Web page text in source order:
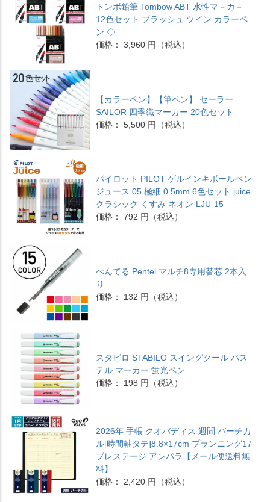
トンボ鉛筆 Tombow ABT 水性マ－カ－
12色セット ブラッシュ ツイン カラーペ
ン ◇
価格： 3,960 円（税込）
【カラーペン】【筆ペン】 セーラー
SAILOR 四季織マーカー 20色セット
価格： 5,500 円（税込）
パイロット PILOT ゲルインキボールペン
ジュース 05 極細 0.5mm 6色セット juice
クラシック くすみ ネオン LJU-15
価格： 792 円（税込）
ぺんてる Pentel マルチ8専用替芯 2本入
り
価格： 132 円（税込）
スタビロ STABILO スイングクール パス
テル マーカー 蛍光ペン
価格： 198 円（税込）
2026年 手帳 クオバディス 週間 バーチカ
ル[時間軸タテ]8.8×17cm プランニング17
プレステージ アンパラ【メール便送料無
料】
価格： 2,420 円（税込）